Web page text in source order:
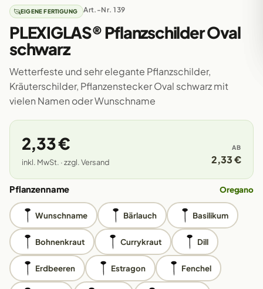
EIGENE FERTIGUNG Art.-Nr. 139
PLEXIGLAS® Pflanzschilder Oval
schwarz
Wetterfeste und sehr elegante Pflanzschilder,
Kräuterschilder, Pflanzenstecker Oval schwarz mit
vielen Namen oder Wunschname
2,33 €
inkl. MwSt. · zzgl. Versand
AB
2,33 €
Pflanzenname Oregano
Wunschname Bärlauch Basilikum
Bohnenkraut Currykraut Dill
Erdbeeren Estragon Fenchel